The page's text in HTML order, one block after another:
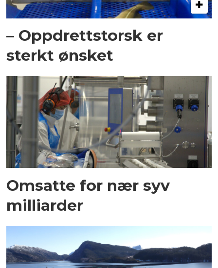
– Oppdrettstorsk er
sterkt ønsket
Omsatte for nær syv
milliarder